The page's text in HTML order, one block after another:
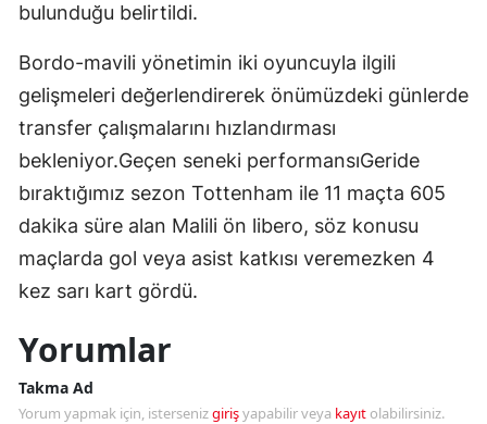
bulunduğu belirtildi.
Bordo-mavili yönetimin iki oyuncuyla ilgili
gelişmeleri değerlendirerek önümüzdeki günlerde
transfer çalışmalarını hızlandırması
bekleniyor.Geçen seneki performansıGeride
bıraktığımız sezon Tottenham ile 11 maçta 605
dakika süre alan Malili ön libero, söz konusu
maçlarda gol veya asist katkısı veremezken 4
kez sarı kart gördü.
Yorumlar
Takma Ad
Yorum yapmak için, istersenizgirişyapabilir veya kayıt olabilirsiniz.